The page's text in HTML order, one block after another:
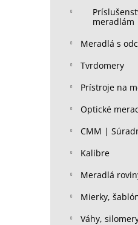
meradlám
Meradlá s
Tvrdomery
Prístroje na
Optické
CMM |
Kalibre
Meradlá
Mierky,
Váhy,